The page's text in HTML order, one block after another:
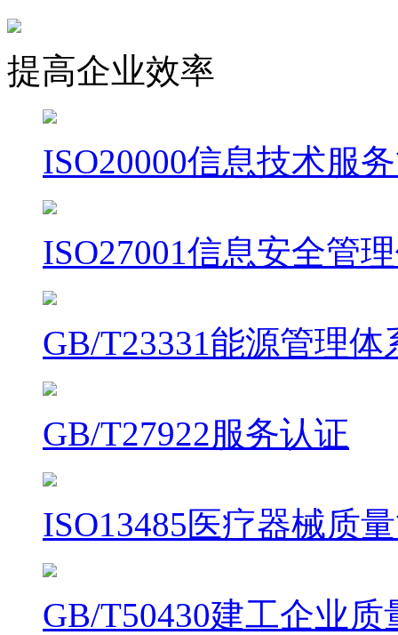
提高企业效率
ISO20000信息技术服
ISO27001信息安全管
GB/T23331能源管理体
GB/T27922服务认证
ISO13485医疗器械质
GB/T50430建工企业